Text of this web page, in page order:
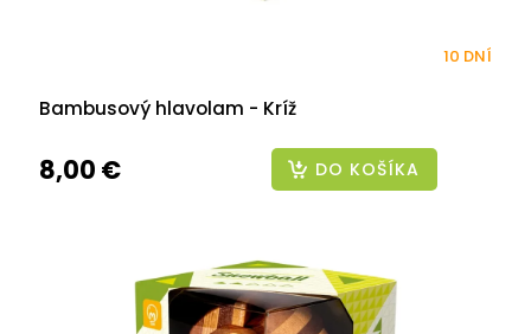
Bambusový hlavolam - Kríž
10 DNÍ
8,00 € DO KOŠÍKA